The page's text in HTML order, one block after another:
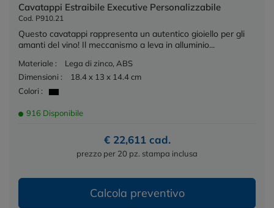
Cavatappi Estraibile Executive Personalizzabile
Cod. P910.21
Questo cavatappi rappresenta un autentico gioiello per gli
amanti del vino! Il meccanismo a leva in alluminio...
Materiale :
Lega di zinco, ABS
Dimensioni :
18.4 x 13 x 14.4 cm
Colori :
916 Disponibile
€ 22,611 cad.
prezzo per 20 pz. stampa inclusa
Calcola preventivo